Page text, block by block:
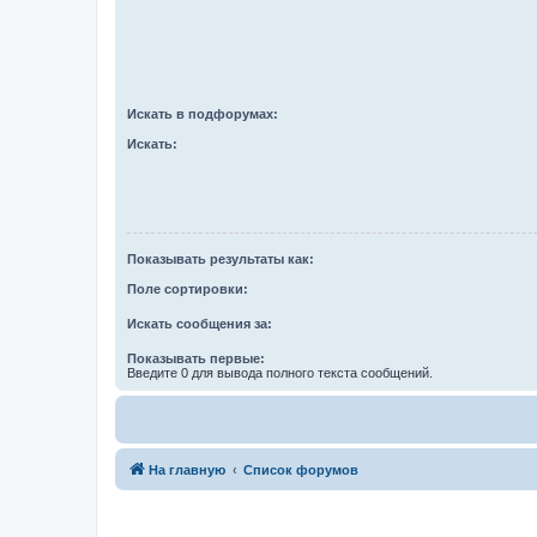
Искать в подфорумах:
Искать:
Показывать результаты как:
Поле сортировки:
Искать сообщения за:
Показывать первые:
Введите 0 для вывода полного текста сообщений.
На главную Список форумов